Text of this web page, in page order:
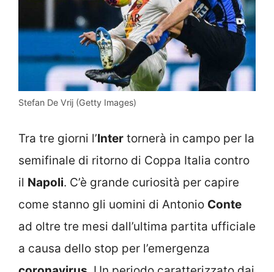
Stefan De Vrij (Getty Images)
Tra tre giorni l’Inter tornerà in campo per la
semifinale di ritorno di Coppa Italia contro
il Napoli. C’è grande curiosità per capire
come stanno gli uomini di Antonio Conte
ad oltre tre mesi dall’ultima partita ufficiale
a causa dello stop per l’emergenza